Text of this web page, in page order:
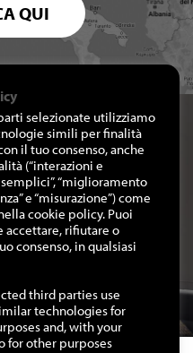
QUI
NOSTRI
QUI
selezionate utilizziamo
simili per finalità
il tuo consenso, anche
(“interazioni e
“miglioramento
e “misurazione”) come
cookie policy. Puoi
accettare, rifiutare o
consenso, in qualsiasi
third parties use
technologies for
and, with your
for other purposes